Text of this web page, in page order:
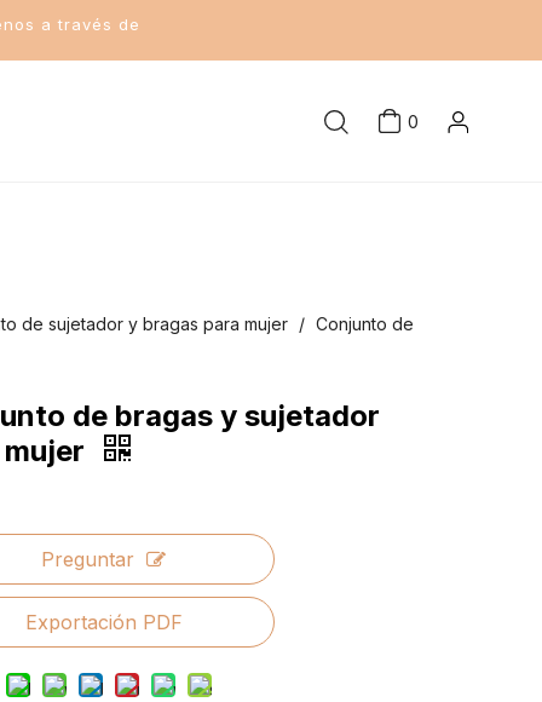
a través de
0
de sujetador y bragas para mujer / Conjunto de
de bragas y sujetador
Preguntar
Exportación PDF